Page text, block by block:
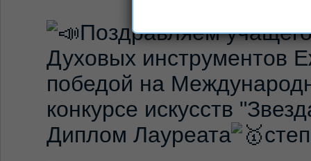
Поздравляем
Духовых инструментов
победой на
конкурсе искусств
Диплом Лауреата